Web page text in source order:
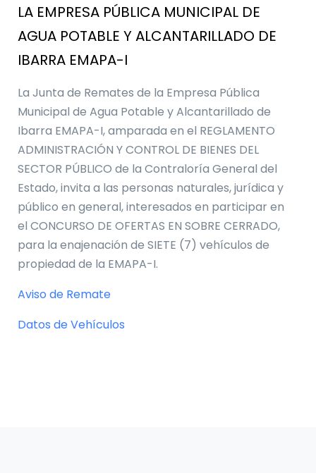
LA EMPRESA PÚBLICA MUNICIPAL DE
AGUA POTABLE Y ALCANTARILLADO DE
IBARRA EMAPA-I
La Junta de Remates de la Empresa Pública
Municipal de Agua Potable y Alcantarillado de
Ibarra EMAPA-I, amparada en el REGLAMENTO
ADMINISTRACIÓN Y CONTROL DE BIENES DEL
SECTOR PÚBLICO de la Contraloría General del
Estado, invita a las personas naturales, jurídica y
público en general, interesados en participar en
el CONCURSO DE OFERTAS EN SOBRE CERRADO,
para la enajenación de SIETE (7) vehículos de
propiedad de la EMAPA-I.
Aviso de Remate
Datos de Vehículos